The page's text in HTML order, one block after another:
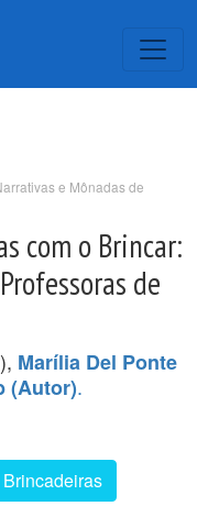
e Mônadas de
com o Brincar:
de
Marília Del Ponte
(Autor).
Brincadeiras